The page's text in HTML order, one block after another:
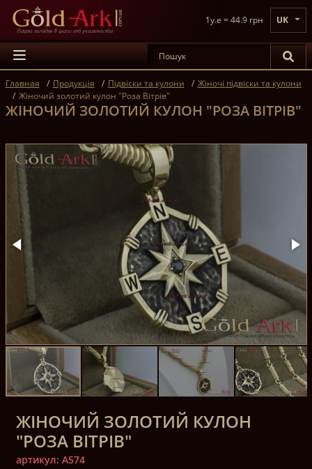
UK
1y.e = 44.9 грн
Главная Продукція Підвіски та кулони
Жіночі підвіски та кулони
Жіночий золотий кулон "Роза Вітрів"
ЖІНОЧИЙ ЗОЛОТИЙ КУЛОН "РОЗА ВІТРІВ"
ЖІНОЧИЙ ЗОЛОТИЙ КУЛОН
"РОЗА ВІТРІВ"
артикул: A574